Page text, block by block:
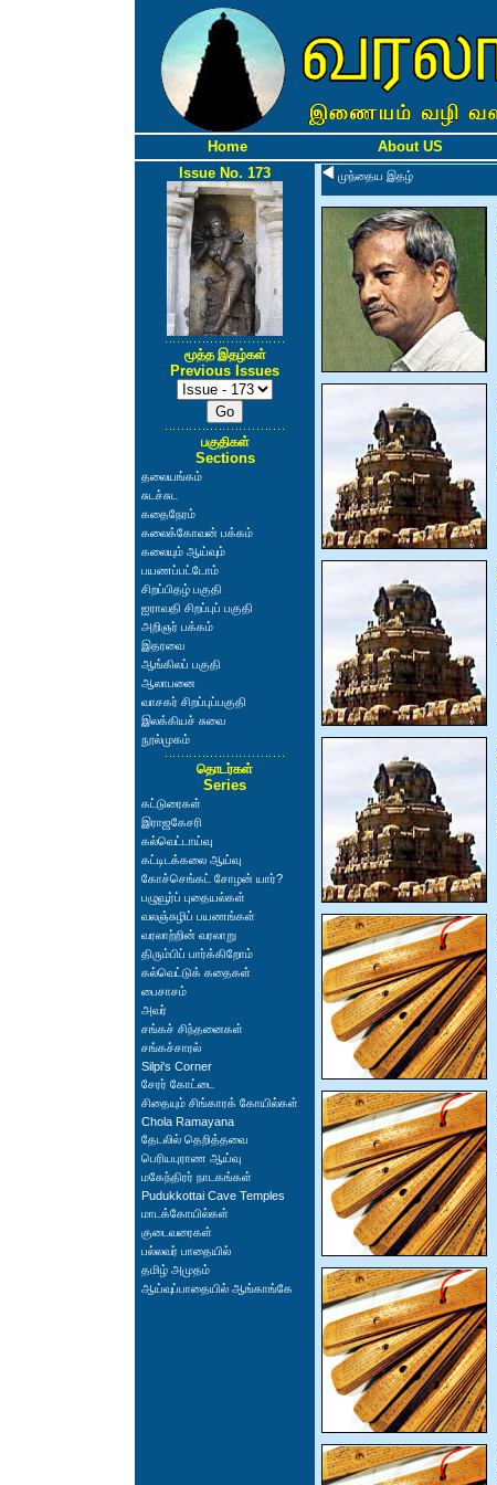
Home About US
Issue No. 173
மூத்த இதழ்கள்
Previous Issues
பகுதிகள்
Sections
தலையங்கம்
சுடச்சுட
கதைநேரம்
கலைக்கோவன் பக்கம்
கலையும் ஆய்வும்
பயணப்பட்டோம்
சிறப்பிதழ் பகுதி
ஐராவதி சிறப்புப் பகுதி
அறிஞர் பக்கம்
இதரவை
ஆங்கிலப் பகுதி
ஆலாபனை
வாசகர் சிறப்புப்பகுதி
இலக்கியச் சுவை
நூல்முகம்
தொடர்கள்
Series
கட்டுரைகள்
இராஜகேசரி
கல்வெட்டாய்வு
கட்டிடக்கலை ஆய்வு
கோச்செங்கட் சோழன் யார்?
பழுவூர்ப் புதையல்கள்
வலஞ்சுழிப் பயணங்கள்
வரலாற்றின் வரலாறு
திரும்பிப் பார்க்கிறோம்
கல்வெட்டுக் கதைகள்
பைசாசம்
அவர்
சங்கச் சிந்தனைகள்
சங்கச்சாரல்
Silpi's Corner
சேரர் கோட்டை
சிதையும் சிங்காரக் கோயில்கள்
Chola Ramayana
தேடலில் தெறித்தவை
பெரியபுராண ஆய்வு
மகேந்திரர் நாடகங்கள்
Pudukkottai Cave Temples
மாடக்கோயில்கள்
குடைவரைகள்
பல்லவர் பாதையில்
தமிழ் அமுதம்
ஆய்வுப்பாதையில் ஆங்காங்கே
முந்தைய இதழ்